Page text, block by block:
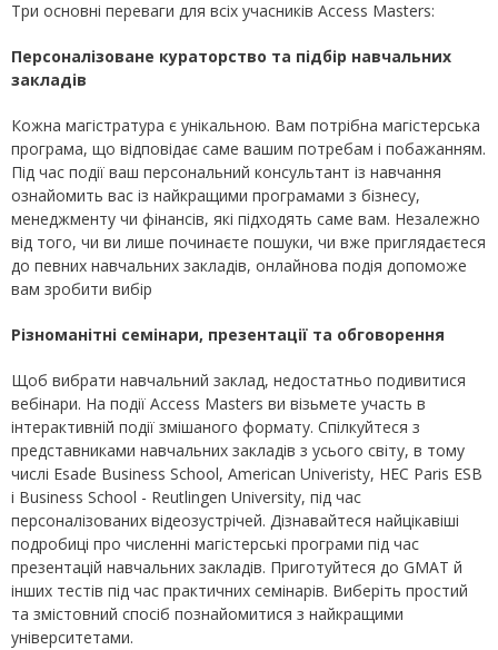
Три основні переваги для всіх учасників Access Masters:
Персоналізоване кураторство та підбір навчальних
закладів
Кожна магістратура є унікальною. Вам потрібна магістерська
програма, що відповідає саме вашим потребам і побажанням.
Під час події ваш персональний консультант із навчання
ознайомить вас із найкращими програмами з бізнесу,
менеджменту чи фінансів, які підходять саме вам. Незалежно
від того, чи ви лише починаєте пошуки, чи вже приглядаєтеся
до певних навчальних закладів, онлайнова подія допоможе
вам зробити вибір
Різноманітні семінари, презентації та обговорення
Щоб вибрати навчальний заклад, недостатньо подивитися
вебінари. На події Access Masters ви візьмете участь в
інтерактивній події змішаного формату. Спілкуйтеся з
представниками навчальних закладів з усього світу, в тому
числі Esade Business School, American Univeristy, HEC Paris ESB
і Business School - Reutlingen University, під час
персоналізованих відеозустрічей. Дізнавайтеся найцікавіші
подробиці про численні магістерські програми під час
презентацій навчальних закладів. Приготуйтеся до GMAT й
інших тестів під час практичних семінарів. Виберіть простий
та змістовний спосіб познайомитися з найкращими
університетами.